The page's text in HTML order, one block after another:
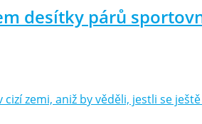
desítky párů
zemi, aniž by věděli, jestli se